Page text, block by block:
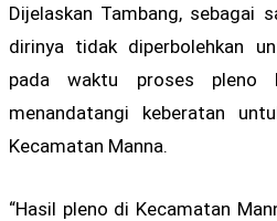
Dijelaskan Tambang, sebagai
dirinya tidak diperbolehkan
pada waktu proses pleno
menandatangi keberatan
Kecamatan Manna.
“Hasil pleno di Kecamatan